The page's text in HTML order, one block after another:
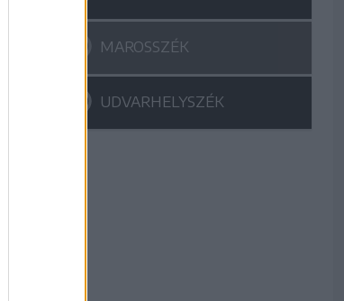
MAROSSZÉK
UDVARHELYSZÉK